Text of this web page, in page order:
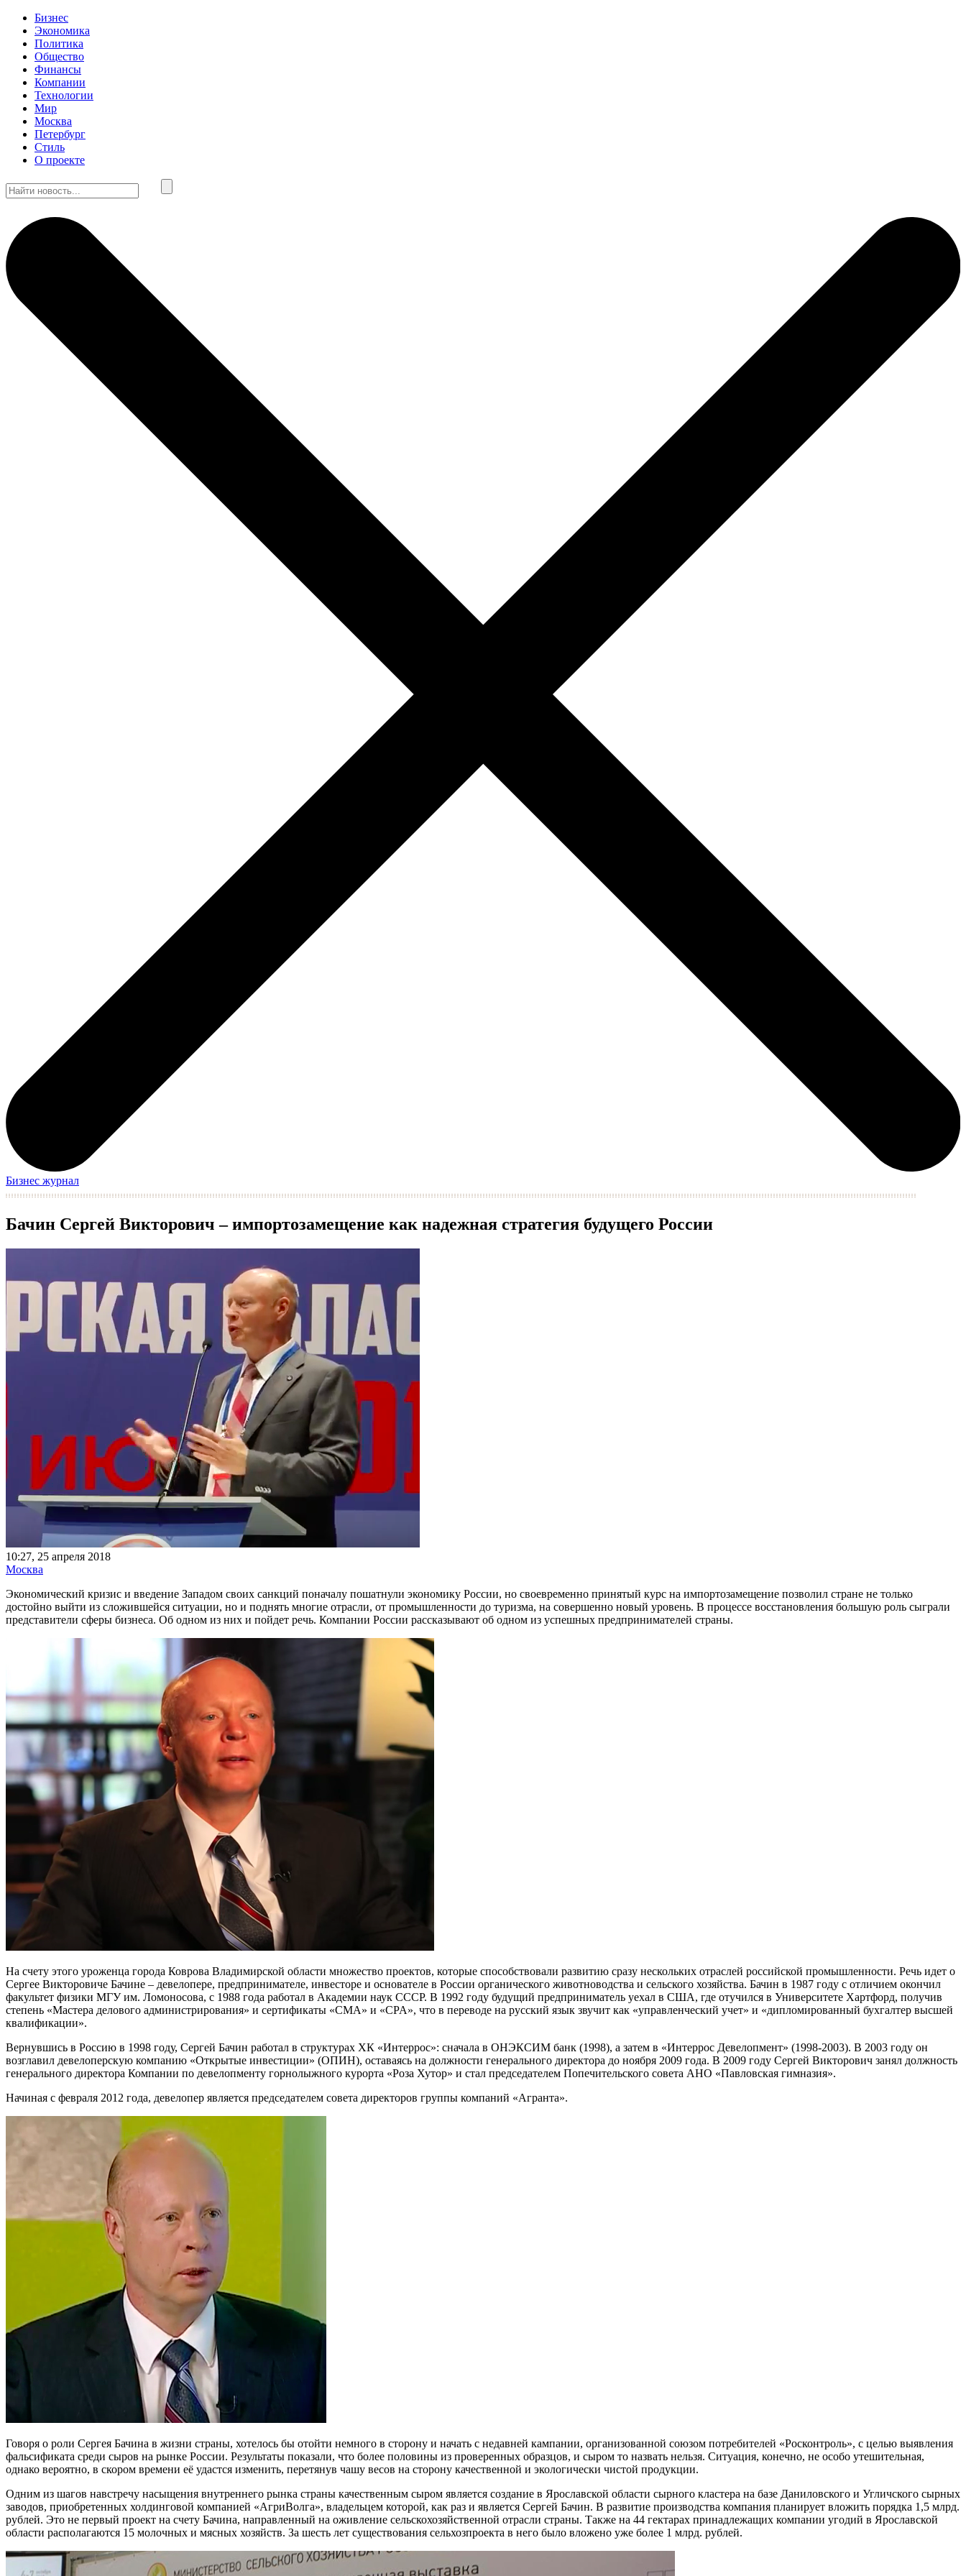
Бизнес
Экономика
Политика
Общество
Финансы
Компании
Технологии
Мир
Москва
Петербург
Стиль
О проекте
Бизнес журнал
Бачин Сергей Викторович – импортозамещение как надежная стратегия будущего России
10:27, 25 апреля 2018
Москва
Экономический кризис и введение Западом своих санкций поначалу пошатнули экономику России, но своевременно принятый курс на импортозамещение позволил стране не только
достойно выйти из сложившейся ситуации, но и поднять многие отрасли, от промышленности до туризма, на совершенно новый уровень. В процессе восстановления большую роль сыграли
представители сферы бизнеса. Об одном из них и пойдет речь. Компании России рассказывают об одном из успешных предпринимателей страны.
На счету этого уроженца города Коврова Владимирской области множество проектов, которые способствовали развитию сразу нескольких отраслей российской промышленности. Речь идет о
Сергее Викторовиче Бачине – девелопере, предпринимателе, инвесторе и основателе в России органического животноводства и сельского хозяйства. Бачин в 1987 году с отличием окончил
факультет физики МГУ им. Ломоносова, с 1988 года работал в Академии наук СССР. В 1992 году будущий предприниматель уехал в США, где отучился в Университете Хартфорд, получив
степень «Mастера делового администрирования» и сертификаты «CMA» и «CPA», что в переводе на русский язык звучит как «управленческий учет» и «дипломированный бухгалтер высшей
квалификации».
Вернувшись в Россию в 1998 году, Сергей Бачин работал в структурах ХК «Интеррос»: сначала в ОНЭКСИМ банк (1998), а затем в «Интеррос Девелопмент» (1998-2003). В 2003 году он
возглавил девелоперскую компанию «Открытые инвестиции» (ОПИН), оставаясь на должности генерального директора до ноября 2009 года. В 2009 году Сергей Викторович занял должность
генерального директора Компании по девелопменту горнолыжного курорта «Роза Хутор» и стал председателем Попечительского совета АНО «Павловская гимназия».
Начиная с февраля 2012 года, девелопер является председателем совета директоров группы компаний «Агранта».
Говоря о роли Сергея Бачина в жизни страны, хотелось бы отойти немного в сторону и начать с недавней кампании, организованной союзом потребителей «Росконтроль», с целью выявления
фальсификата среди сыров на рынке России. Результаты показали, что более половины из проверенных образцов, и сыром то назвать нельзя. Ситуация, конечно, не особо утешительная,
однако вероятно, в скором времени её удастся изменить, перетянув чашу весов на сторону качественной и экологически чистой продукции.
Одним из шагов навстречу насыщения внутреннего рынка страны качественным сыром является создание в Ярославской области сырного кластера на базе Даниловского и Угличского сырных
заводов, приобретенных холдинговой компанией «АгриВолга», владельцем которой, как раз и является Сергей Бачин. В развитие производства компания планирует вложить порядка 1,5 млрд.
рублей. Это не первый проект на счету Бачина, направленный на оживление сельскохозяйственной отрасли страны. Также на 44 гектарах принадлежащих компании угодий в Ярославской
области располагаются 15 молочных и мясных хозяйств. За шесть лет существования сельхозпроекта в него было вложено уже более 1 млрд. рублей.